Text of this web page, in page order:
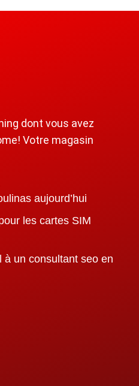
dont vous avez
Votre magasin
aujourd’hui
les cartes SIM
à un consultant seo en